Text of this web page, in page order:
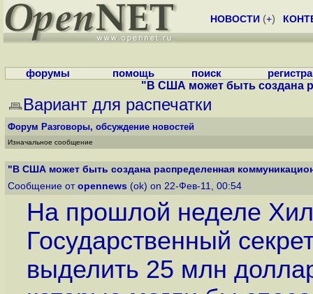
НОВОСТИ (+)
форумы помощь поиск
"В США может быть создана
Вариант для распечатки
Форум Разговоры, обсуждение новостей
Изначальное сообщение
"В США может быть создана распределенная
Сообщение от opennews (ok) on 22-Фев-11, 00:54
На прошлой неделе
Государственный
выделить 25 млн